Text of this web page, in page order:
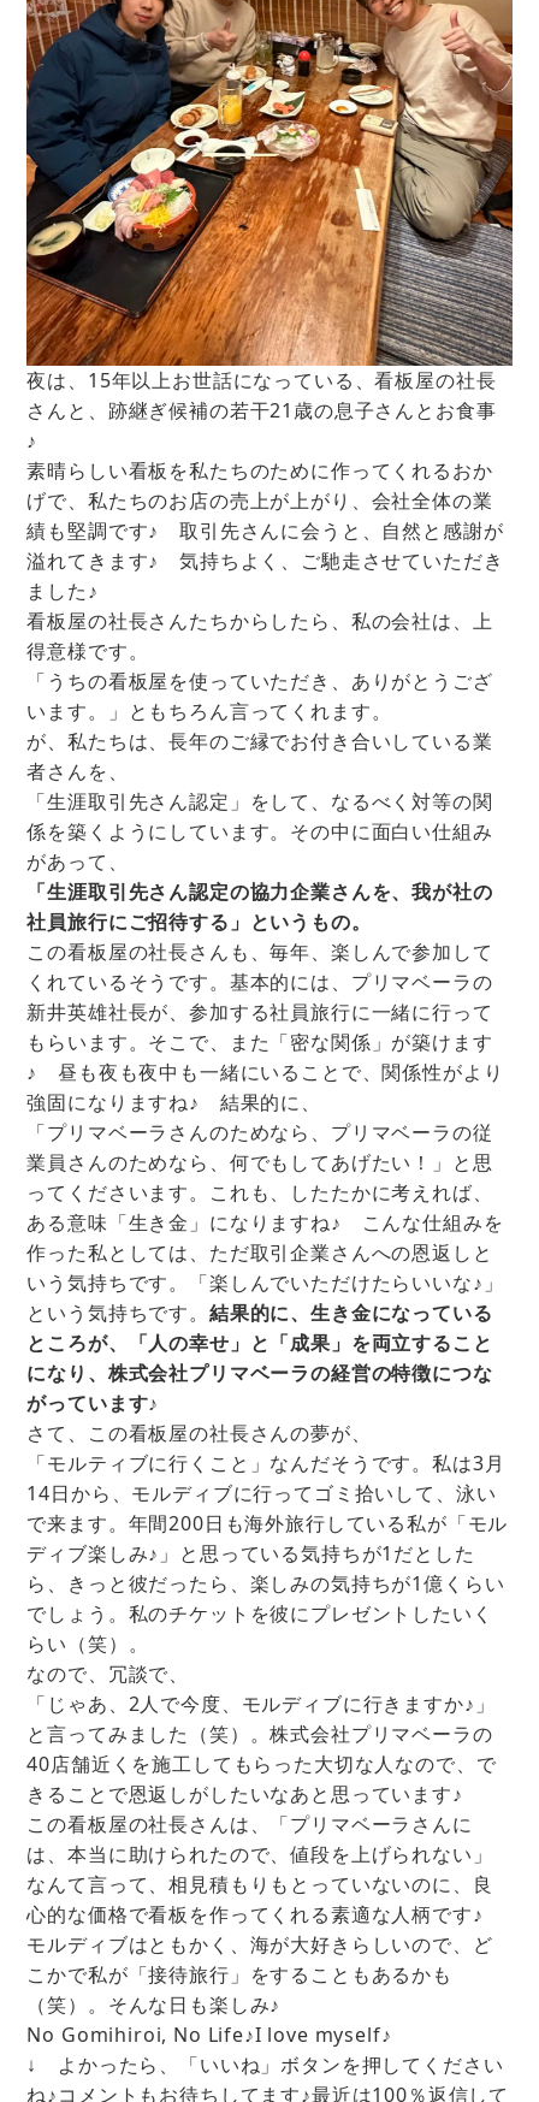
夜は、15年以上お世話になっている、看板屋の社長
さんと、跡継ぎ候補の若干21歳の息子さんとお食事
♪
素晴らしい看板を私たちのために作ってくれるおか
げで、私たちのお店の売上が上がり、会社全体の業
績も堅調です♪ 取引先さんに会うと、自然と感謝が
溢れてきます♪ 気持ちよく、ご馳走させていただき
ました♪
看板屋の社長さんたちからしたら、私の会社は、上
得意様です。
「うちの看板屋を使っていただき、ありがとうござ
います。」ともちろん言ってくれます。
が、私たちは、長年のご縁でお付き合いしている業
者さんを、
「生涯取引先さん認定」をして、なるべく対等の関
係を築くようにしています。 その中に面白い仕組み
があって、
「生涯取引先さん認定の協力企業さんを、我が社の
社員旅行にご招待する」というもの。
この看板屋の社長さんも、毎年、楽しんで参加して
くれているそうです。基本的には、プリマベーラの
新井英雄社長が、参加する社員旅行に一緒に行って
もらいます。そこで、また「密な関係」が築けます
♪ 昼も夜も夜中も一緒にいることで、関係性がより
強固になりますね♪ 結果的に、
「プリマベーラさんのためなら、プリマベーラの従
業員さんのためなら、何でもしてあげたい！」と思
ってくださいます。これも、したたかに考えれば、
ある意味「生き金」になりますね♪ こんな仕組みを
作った私としては、ただ取引企業さんへの恩返しと
いう気持ちです。「楽しんでいただけたらいいな♪」
という気持ちです。 結果的に、生き金になっている
ところが、「人の幸せ」と「成果」を両立すること
になり、株式会社プリマベーラの経営の特徴につな
がっています♪
さて、この看板屋の社長さんの夢が、
「モルティブに行くこと」なんだそうです。私は3月
14日から、モルディブに行ってゴミ拾いして、泳い
で来ます。年間200日も海外旅行している私が「モル
ディブ楽しみ♪」と思っている気持ちが1だとした
ら、きっと彼だったら、楽しみの気持ちが1億くらい
でしょう。私のチケットを彼にプレゼントしたいく
らい（笑）。
なので、冗談で、
「じゃあ、2人で今度、モルディブに行きますか♪」
と言ってみました（笑）。株式会社プリマベーラの
40店舗近くを施工してもらった大切な人なので、で
きることで恩返しがしたいなあと思っています♪
この看板屋の社長さんは、「プリマベーラさんに
は、本当に助けられたので、値段を上げられない」
なんて言って、相見積もりもとっていないのに、良
心的な価格で看板を作ってくれる素適な人柄です♪
モルディブはともかく、海が大好きらしいので、ど
こかで私が「接待旅行」をすることもあるかも
（笑）。そんな日も楽しみ♪
No Gomihiroi, No Life♪I love myself♪
↓ よかったら、「いいね」ボタンを押してください
ね♪コメントもお待ちしてます♪最近は100％返信して